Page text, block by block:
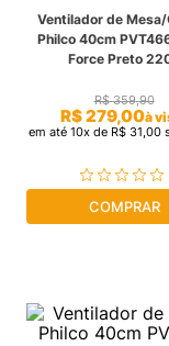
Ventilador de Mesa/
Philco 40cm
Force Preto
R$ 359,90
R$279,00à
em até 10x de R$ 31 ,00
COMPRAR
9º cassete